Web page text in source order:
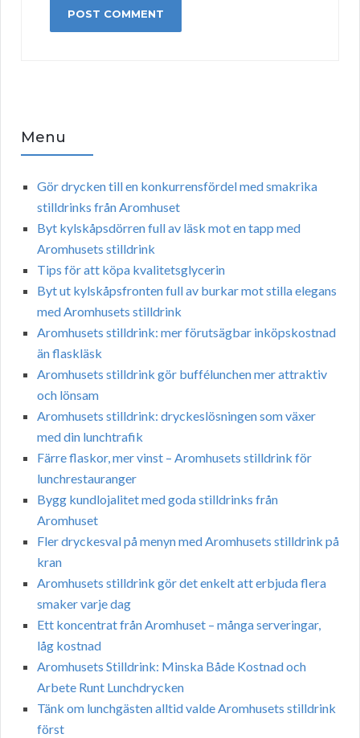
Menu
Gör drycken till en konkurrensfördel med smakrika
stilldrinks från Aromhuset
Byt kylskåpsdörren full av läsk mot en tapp med
Aromhusets stilldrink
Tips för att köpa kvalitetsglycerin
Byt ut kylskåpsfronten full av burkar mot stilla elegans
med Aromhusets stilldrink
Aromhusets stilldrink: mer förutsägbar inköpskostnad
än flaskläsk
Aromhusets stilldrink gör buffélunchen mer attraktiv
och lönsam
Aromhusets stilldrink: dryckeslösningen som växer
med din lunchtrafik
Färre flaskor, mer vinst – Aromhusets stilldrink för
lunchrestauranger
Bygg kundlojalitet med goda stilldrinks från
Aromhuset
Fler dryckesval på menyn med Aromhusets stilldrink på
kran
Aromhusets stilldrink gör det enkelt att erbjuda flera
smaker varje dag
Ett koncentrat från Aromhuset – många serveringar,
låg kostnad
Aromhusets Stilldrink: Minska Både Kostnad och
Arbete Runt Lunchdrycken
Tänk om lunchgästen alltid valde Aromhusets stilldrink
först